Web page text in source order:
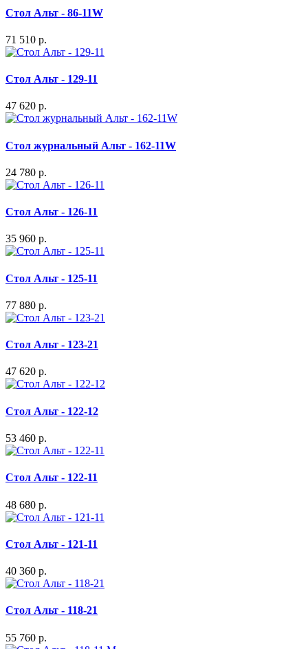
Стол Альт - 86-11W
71 510 р.
Стол Альт - 129-11
47 620 р.
Стол журнальный Альт - 162-11W
24 780 р.
Стол Альт - 126-11
35 960 р.
Стол Альт - 125-11
77 880 р.
Стол Альт - 123-21
47 620 р.
Стол Альт - 122-12
53 460 р.
Стол Альт - 122-11
48 680 р.
Стол Альт - 121-11
40 360 р.
Стол Альт - 118-21
55 760 р.